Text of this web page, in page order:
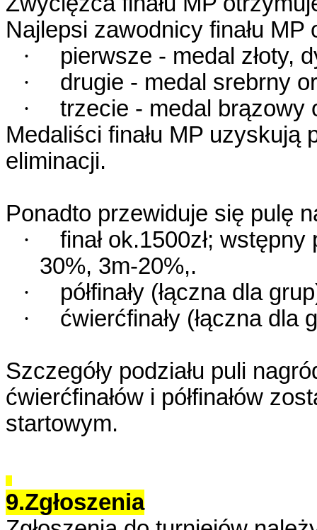
Najlepsi zawodnicy finału
·
pierwsze - medal złoty,
·
drugie - medal srebrny
·
trzecie - medal brązowy
Medaliści finału MP uzyskują
eliminacji.
Ponadto przewiduje się pulę
·
finał ok.1500zł;
30%, 3m-20%,.
·
półfinały (łączna dla
·
ćwierćfinały (łączna dla
Szczegóły podziału puli
ćwierćfinałów i półfinałów
startowym.
9.Zgłoszenia